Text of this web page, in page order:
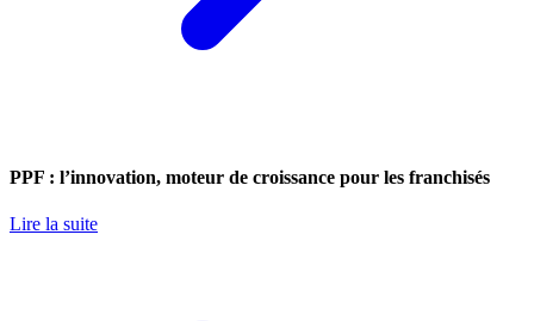
PPF : l’innovation, moteur de croissance pour les franchisés
Lire la suite